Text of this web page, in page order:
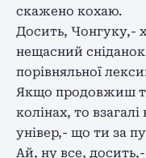
скажено кохаю.
Досить, Чонгуку,-
нещасний
порівняльної
Якщо продовжиш
колінах, то
універ,- що ти за
Ай, ну все,